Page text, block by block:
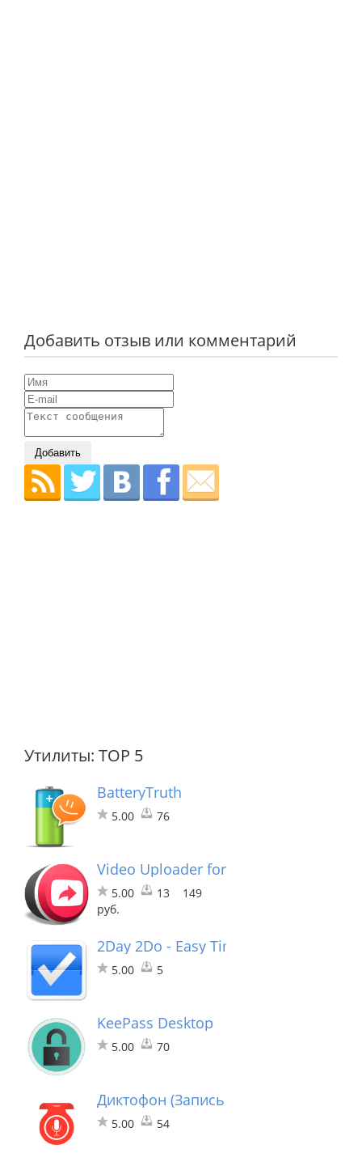
Добавить отзыв или комментарий
Добавить
Утилиты: TOP 5
BatteryTruth
5.00 76
Video Uploader for YouTube
5.00 13
149
руб.
2Day 2Do - Easy Timetable Planner
5.00 5
KeePass Desktop
5.00 70
Диктофон (Запись голоса)
5.00 54